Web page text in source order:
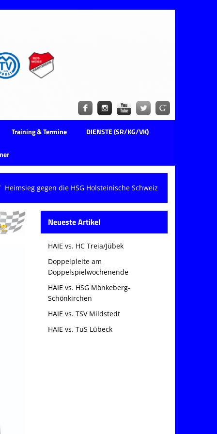
Training & Termine DIENSTE (SR/KG/VK)
Heimsieg gegen die HSG Holsteinische Schweiz
Neueste Artikel
HAIE vs. HC Treia/Jübek
Doppelpleite am
Doppelspielwochenende
HAIE vs. HSG Mönkeberg-
Schönkirchen
HAIE vs. TSV Mildstedt
HAIE vs. TuS Lübeck